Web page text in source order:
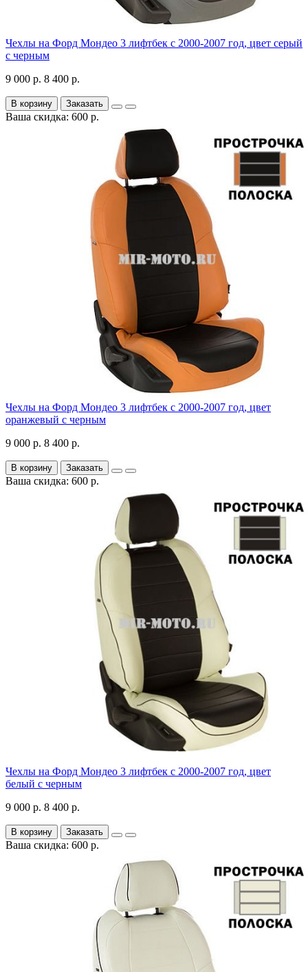
Чехлы на Форд Мондео 3 лифтбек с 2000-2007 год, цвет серый
с черным
9 000 р. 8 400 р.
В корзину Заказать
Ваша скидка: 600 р.
Чехлы на Форд Мондео 3 лифтбек с 2000-2007 год, цвет
оранжевый с черным
9 000 р. 8 400 р.
В корзину Заказать
Ваша скидка: 600 р.
Чехлы на Форд Мондео 3 лифтбек с 2000-2007 год, цвет
белый с черным
9 000 р. 8 400 р.
В корзину Заказать
Ваша скидка: 600 р.